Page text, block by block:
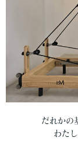
だれかの
わた